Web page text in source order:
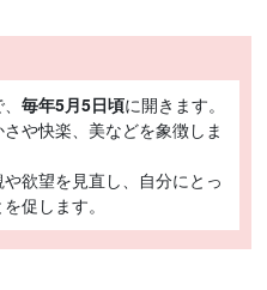
、毎年5月5日頃に開きます。
や快楽、美などを象徴しま
欲望を見直し、自分にとっ
促します。